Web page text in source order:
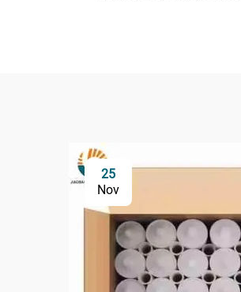
25
Nov